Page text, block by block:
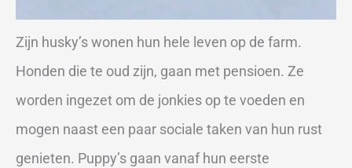
Zijn husky’s wonen hun hele leven op de farm.
Honden die te oud zijn, gaan met pensioen. Ze
worden ingezet om de jonkies op te voeden en
mogen naast een paar sociale taken van hun rust
genieten. Puppy’s gaan vanaf hun eerste